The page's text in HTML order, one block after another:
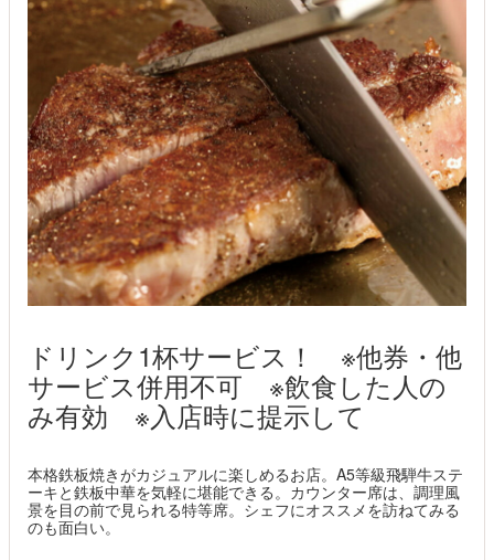
ドリンク1杯サービス！ ※他券・他
サービス併用不可 ※飲食した人の
み有効 ※入店時に提示して
本格鉄板焼きがカジュアルに楽しめるお店。A5等級飛騨牛ステ
ーキと鉄板中華を気軽に堪能できる。カウンター席は、調理風
景を目の前で見られる特等席。シェフにオススメを訪ねてみる
のも面白い。